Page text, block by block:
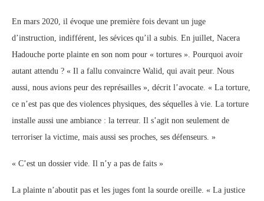
En mars 2020, il évoque une première fois devant un juge
d’instruction, indifférent, les sévices qu’il a subis. En juillet, Nacera
Hadouche porte plainte en son nom pour « tortures ». Pourquoi avoir
autant attendu ? « Il a fallu convaincre Walid, qui avait peur. Nous
aussi, nous avions peur des représailles », décrit l’avocate. « La torture,
ce n’est pas que des violences physiques, des séquelles à vie. La torture
installe aussi une ambiance : la terreur. Il s’agit non seulement de
terroriser la victime, mais aussi ses proches, ses défenseurs. »
« C’est un dossier vide. Il n’y a pas de faits »
La plainte n’aboutit pas et les juges font la sourde oreille. « La justice